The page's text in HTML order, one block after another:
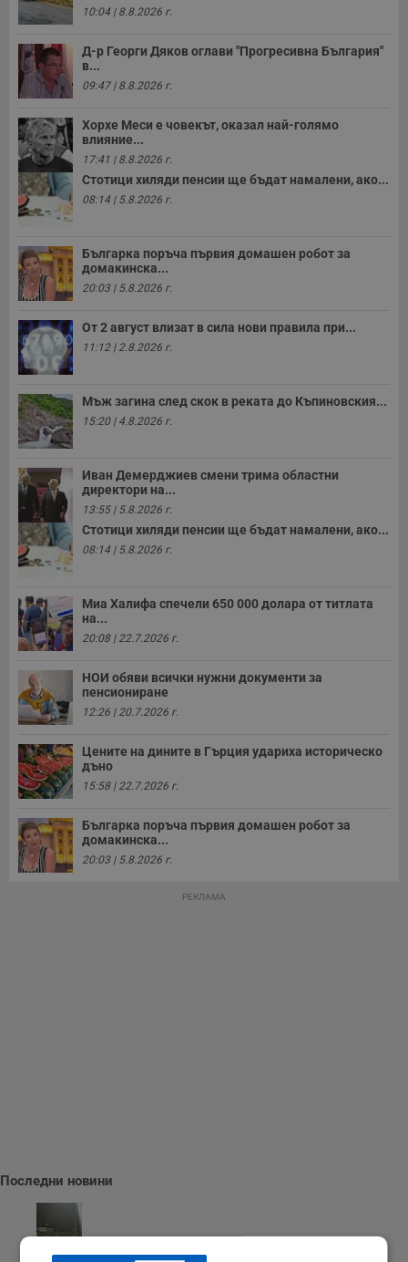
10:04 | 8.8.2026 г.
Д-р Георги Дяков оглави "Прогресивна България"
в...
09:47 | 8.8.2026 г.
Хорхе Меси е човекът, оказал най-голямо
влияние...
17:41 | 8.8.2026 г.
Стотици хиляди пенсии ще бъдат намалени, ако...
08:14 | 5.8.2026 г.
Българка поръча първия домашен робот за
домакинска...
20:03 | 5.8.2026 г.
От 2 август влизат в сила нови правила при...
11:12 | 2.8.2026 г.
Мъж загина след скок в реката до Къпиновския...
15:20 | 4.8.2026 г.
Иван Демерджиев смени трима областни
директори на...
13:55 | 5.8.2026 г.
Стотици хиляди пенсии ще бъдат намалени, ако...
08:14 | 5.8.2026 г.
Миа Халифа спечели 650 000 долара от титлата
на...
20:08 | 22.7.2026 г.
НОИ обяви всички нужни документи за
пенсиониране
12:26 | 20.7.2026 г.
Цените на дините в Гърция удариха историческо
дъно
15:58 | 22.7.2026 г.
Българка поръча първия домашен робот за
домакинска...
20:03 | 5.8.2026 г.
РЕКЛАМА
Последни новини